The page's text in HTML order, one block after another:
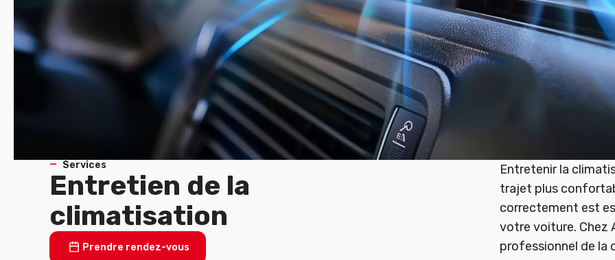
Services
Entretien de la
climatisation
Prendre rendez-vous
Entretenir la
trajet plus
correctement est
votre voiture. Chez
professionnel de la